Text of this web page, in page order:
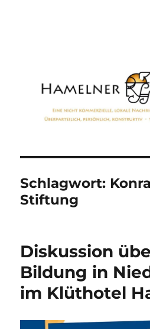
Schlagwort:
Stiftung
Diskussion
Bildung in
im Klüthotel